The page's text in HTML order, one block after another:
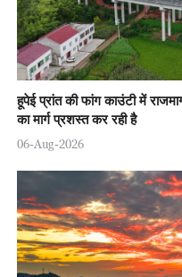
हूपेई प्रांत की फांग काउंटी में
का मार्ग प्रशस्त कर रही है
06-Aug-2026